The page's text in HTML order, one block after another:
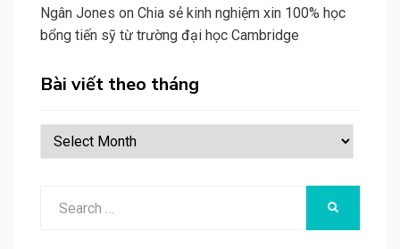
Ngân Jones on Chia sẻ kinh nghiệm xin 100% học
bổng tiến sỹ từ trường đại học Cambridge
Bài viết theo tháng
Bài
viết
tháng